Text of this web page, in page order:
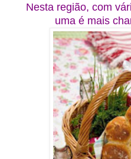
Nesta região, com
uma é mais